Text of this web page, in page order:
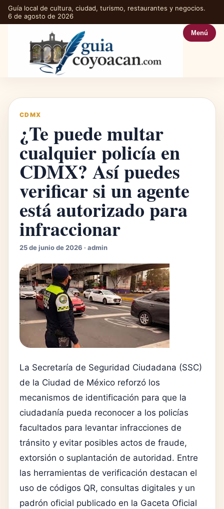
Guía local de cultura, ciudad, turismo, restaurantes y negocios.
6 de agosto de 2026
Menú
CDMX
¿Te puede multar
cualquier policía en
CDMX? Así puedes
verificar si un agente
está autorizado para
infraccionar
25 de junio de 2026 · admin
La Secretaría de Seguridad Ciudadana (SSC)
de la Ciudad de México reforzó los
mecanismos de identificación para que la
ciudadanía pueda reconocer a los policías
facultados para levantar infracciones de
tránsito y evitar posibles actos de fraude,
extorsión o suplantación de autoridad. Entre
las herramientas de verificación destacan el
uso de códigos QR, consultas digitales y un
padrón oficial publicado en la Gaceta Oficial